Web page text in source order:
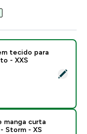
treino em tecido
tecido para
- XXS
manga curta
Storm - XS